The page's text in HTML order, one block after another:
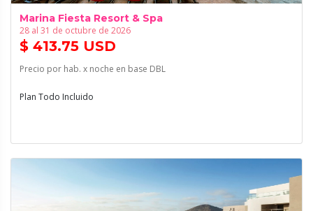
Marina Fiesta Resort & Spa
28 al 31 de octubre de 2026
$ 413.75 USD
Precio por hab. x noche en base DBL
Plan Todo Incluido